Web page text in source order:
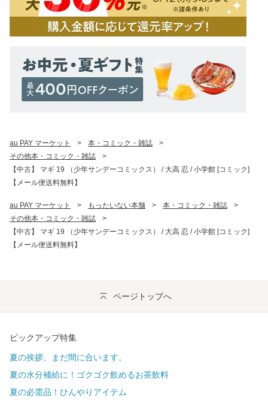
au PAY マーケット > 本・コミック・雑誌
>
その他本・コミック・雑誌
>
【中古】 マギ 19 （少年サンデーコミックス） / 大高 忍 / 小学館 [コミック]
【メール便送料無料】
au PAY マーケット > もったいない本舗 > 本・コミック・雑誌
>
その他本・コミック・雑誌
>
【中古】 マギ 19 （少年サンデーコミックス） / 大高 忍 / 小学館 [コミック]
【メール便送料無料】
ページトップへ
ピックアップ特集
夏の挨拶、まだ間に合います。
夏の水分補給に！ゴクゴク飲めるお茶飲料
夏の必需品！ひんやりアイテム